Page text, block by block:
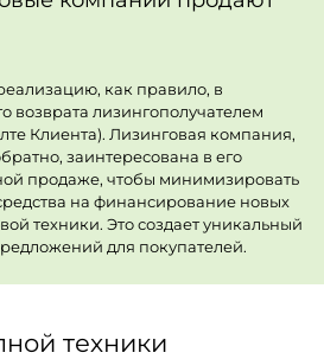
как правило, в
возврата лизингополучателем
Клиента). Лизинговая компания,
заинтересована в его
продаже, чтобы минимизировать
на финансирование новых
техники. Это создает уникальный
для покупателей.
техники